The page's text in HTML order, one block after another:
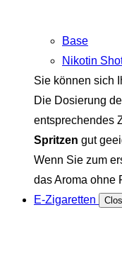
Base
Nikotin
Sie können sich
Die Dosierung
entsprechendes
Spritzen gut
Wenn Sie zum
das Aroma ohne
E-Zigaretten